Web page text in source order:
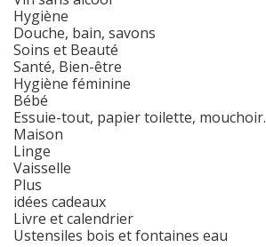
Hygiène
Douche, bain, savons
Soins et Beauté
Santé, Bien-être
Hygiène féminine
Bébé
Essuie-tout, papier toilette, mouchoir.
Maison
Linge
Vaisselle
Plus
idées cadeaux
Livre et calendrier
Ustensiles bois et fontaines eau